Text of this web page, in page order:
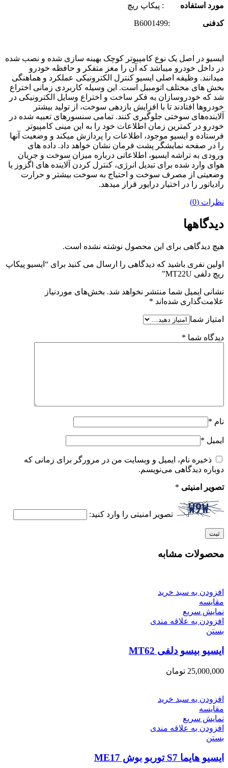
مورد استفاده : پیکاپ ریچ
کدفنی :B6001499
ایسیو در اصل یک نوع کامپیوتر کوچک بهینه سازی شده و نصب شده
در داخل خودرو میباشد که آن را مغز متفکر و حافظه خودرو
میدانند. وظیفه اصلی ایسیو کنترل الکترونیکی عملکرد و هماهنگی
بخش های مختلف اتومبیل است. این وسیله کاربردی زمانی اختراع
شد که خودروسازان به فکر ساخت و اختراع وسایل الکترونیکی در
خودروها افتادند تا با افزایش بازدهی سوخت، از تولید بیشتر
آلاینده‌های سوختی جلوگیری کنند. تمامی سنسورهای تعبیه شده در
خودرو در کمترین زمان اطلاعات خود را به این مینی کامپیوتر
فرستاده و ایسیو موجود، اطلاعات را پردازش میکند و وضعیت آنها
را در صفحه نمایشگر پشت فرمان نشان خواهد داد. داده های
ورودی به تراشه ایسیو، اطلاعاتی درباره میزان سوخت و جریان
هوای وارد شده برای تبدیل انرژی، کنترل کردن آلاینده های اگزوز یا
وضعیتی از مصرف سوخت و احتیاج به سوخت بیشتر و حرارت
رادیاتور را در اختیار درایور قرار میدهد.
نظرات (0)
دیدگاهها
هیچ دیدگاهی برای این محصول نوشته نشده است.
اولین نفری باشید که دیدگاهی را ارسال می کنید برای “ایسیو پیکاپ
ریچ دلفی MT22U”
نشانی ایمیل شما منتشر نخواهد شد. بخش‌های موردنیاز
علامت‌گذاری شده‌اند *
امتیاز شما
دیدگاه شما *
نام *
ایمیل *
ذخیره نام، ایمیل و وبسایت من در مرورگر برای زمانی که
دوباره دیدگاهی می‌نویسم.
تصویر امنیتی *
تصویر امنیتی را وارد کنید:
محصولات مشابه
افزودن به سبد خرید
مقایسه
نمایش سریع
افزودن به علاقه مندی
بستن
ایسیو بیسو دلفی MT62
25,000,000 تومان
افزودن به سبد خرید
مقایسه
نمایش سریع
افزودن به علاقه مندی
بستن
ایسیو هایما S7 توربو بوش ME17